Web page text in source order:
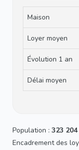
Maison
Loyer moyen
Évolution 1 an
Délai moyen
Population : 323
Encadrement des